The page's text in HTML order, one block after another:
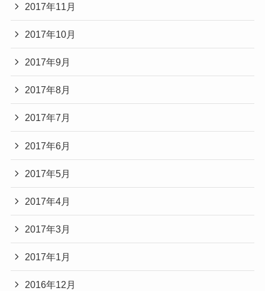
2017年11月
2017年10月
2017年9月
2017年8月
2017年7月
2017年6月
2017年5月
2017年4月
2017年3月
2017年1月
2016年12月